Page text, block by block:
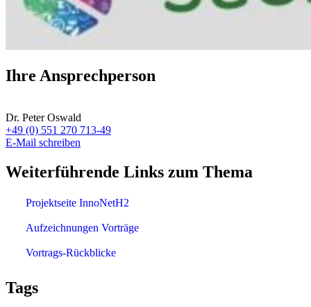
Ihre Ansprechperson
Dr. Peter Oswald
+49 (0) 551 270 713-49
E-Mail schreiben
Weiterführende Links zum Thema
Projektseite InnoNetH2
Aufzeichnungen Vorträge
Vortrags-Rückblicke
Tags